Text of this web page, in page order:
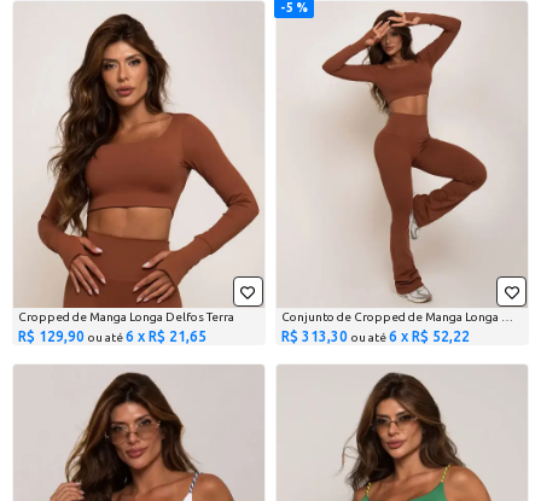
Cropped de Manga Longa Delfos Terra
R$ 129,90 ou até6 x R$ 21,65
5 %
R$ 313,30 ou até6 x R$ 52,22